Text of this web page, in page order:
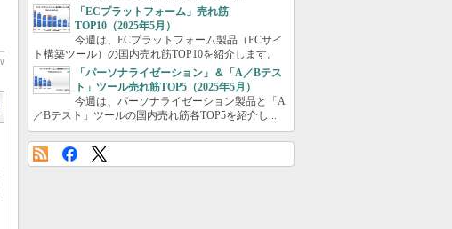
「ECプラットフォーム」売れ筋
TOP10（2025年5月）
今週は、ECプラットフォーム製品（ECサイ
ト構築ツール）の国内売れ筋TOP10を紹介します。
「パーソナライゼーション」＆「A／Bテス
ト」ツール売れ筋TOP5（2025年5月）
今週は、パーソナライゼーション製品と「A
／Bテスト」ツールの国内売れ筋各TOP5を紹介し...